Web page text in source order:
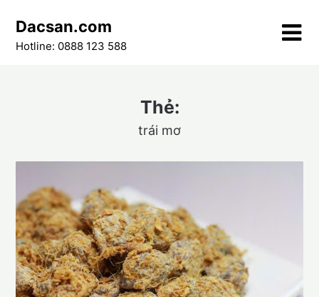
content
Dacsan.com
Hotline: 0888 123 588
Thẻ:
trái mơ